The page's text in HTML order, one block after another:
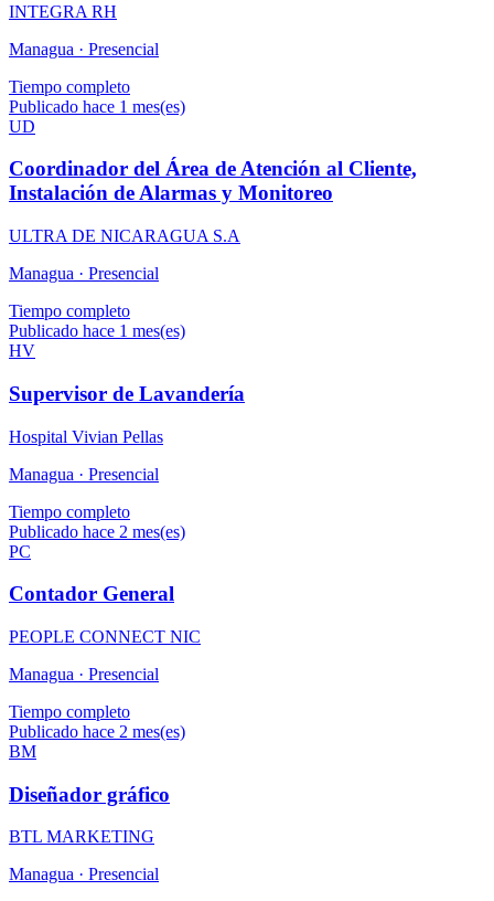
INTEGRA RH
Managua · Presencial
Tiempo completo
Publicado hace 1 mes(es)
UD
Coordinador del Área de Atención al Cliente,
Instalación de Alarmas y Monitoreo
ULTRA DE NICARAGUA S.A
Managua · Presencial
Tiempo completo
Publicado hace 1 mes(es)
HV
Supervisor de Lavandería
Hospital Vivian Pellas
Managua · Presencial
Tiempo completo
Publicado hace 2 mes(es)
PC
Contador General
PEOPLE CONNECT NIC
Managua · Presencial
Tiempo completo
Publicado hace 2 mes(es)
BM
Diseñador gráfico
BTL MARKETING
Managua · Presencial